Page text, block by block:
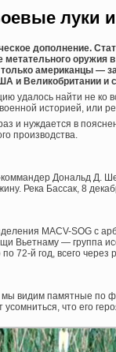
луки
дополнение.
оружия
американцы —
и Великобритании и
удалось найти не ко
историей, или
и нуждается в
производства.
Дональд Д.
Река Бассак, 8
MACV-SOG с
Вьетнаму — группа
по 72-й год, всего
видим памятные по
что его